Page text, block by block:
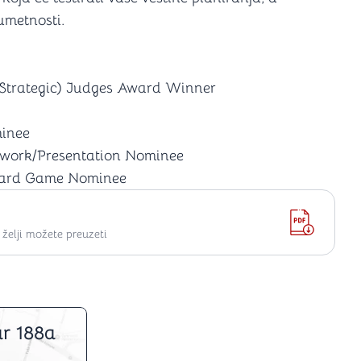
Judges Award Winner
Presentation Nominee
Game Nominee
možete preuzeti
188a